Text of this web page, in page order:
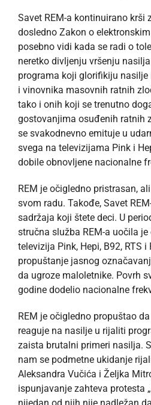
Savet REM-a kontinuirano krši
dosledno Zakon o
posebno vidi kada se radi o
neretko divljenju vršenju
programa koji glorifikiju
i vinovnika masovnih ratnih
tako i onih koji se trenutno
gostovanjima osuđenih ratnih
se svakodnevno emituje u
svega na televizijama Pink i
dobile obnovljene nacionalne
REM je očigledno pristrasan,
svom radu. Takođe, Savet
sadržaja koji štete deci. U
stručna služba REM-a uočila
televizija Pink, Hepi, B92, RTS
propuštanje jasnog
da ugroze maloletnike. Povrh
godine dodelio nacionalne
REM je očigledno propuštao
reaguje na nasilje u rijaliti
zaista brutalni primeri nasilja.
nam se podmetne ukidanje
Aleksandra Vučića i Željka
ispunjavanje zahteva protesta